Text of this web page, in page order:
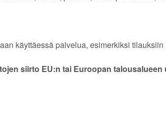
käyttäessä palvelua, esimerkiksi tilauksiin
siirto EU:n tai Euroopan